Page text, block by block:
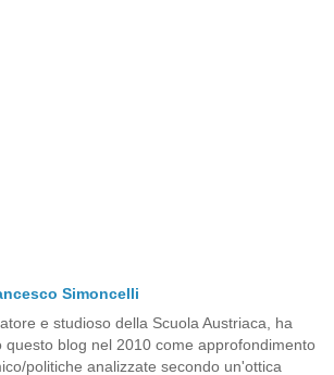
Simoncelli
e studioso della Scuola Austriaca, ha
questo blog nel 2010 come approfondimento
politiche analizzate secondo un'ottica